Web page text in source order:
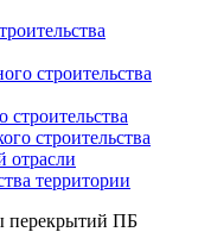
строительства
строительства
отрасли
территории
перекрытий ПБ